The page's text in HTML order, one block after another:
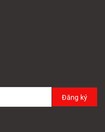
Đăng ký